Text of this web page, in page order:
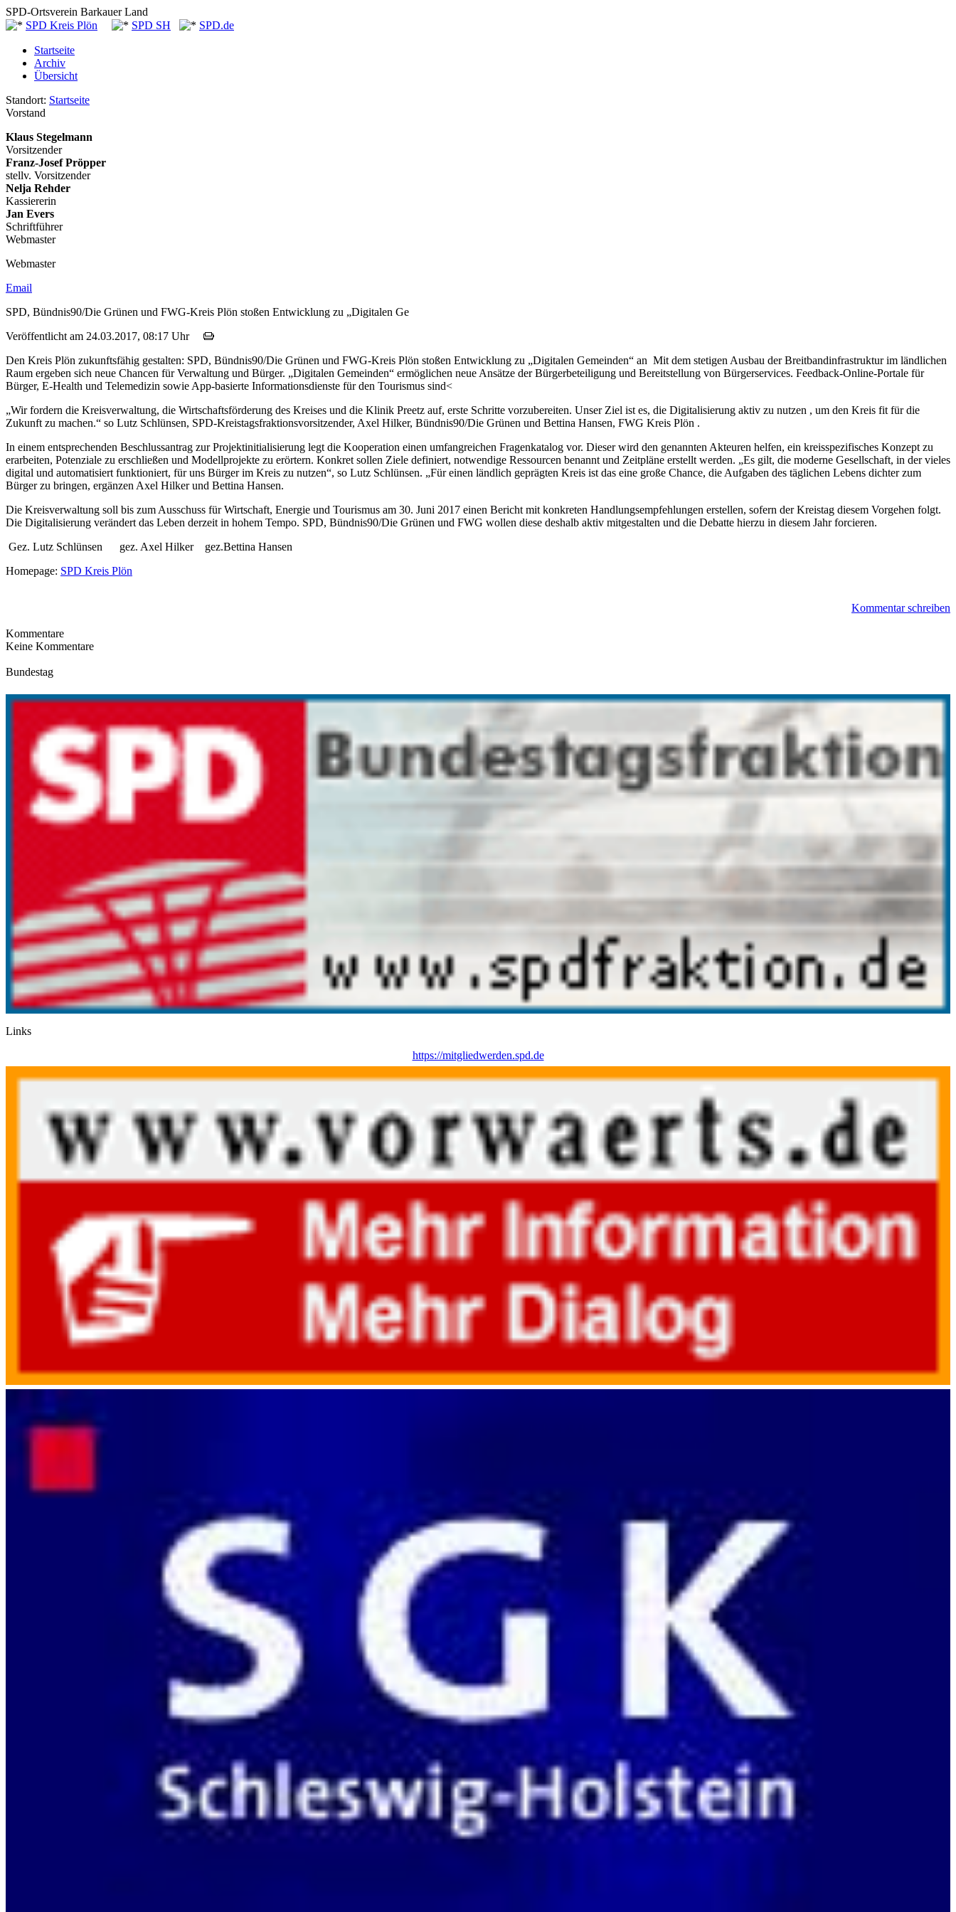
SPD-Ortsverein Barkauer Land
SPD Kreis Plön
SPD SH SPD.de
Startseite
Archiv
Übersicht
Standort: Startseite
Vorstand
Klaus Stegelmann
Vorsitzender
Franz-Josef Pröpper
stellv. Vorsitzender
Nelja Rehder
Kassiererin
Jan Evers
Schriftführer
Webmaster
Webmaster
Email
SPD, Bündnis90/Die Grünen und FWG-Kreis Plön stoßen Entwicklung zu „Digitalen Ge
Veröffentlicht am 24.03.2017, 08:17 Uhr
Den Kreis Plön zukunftsfähig gestalten: SPD, Bündnis90/Die Grünen und FWG-Kreis Plön stoßen Entwicklung zu „Digitalen Gemeinden“ an Mit dem stetigen Ausbau der Breitbandinfrastruktur im ländlichen
Raum ergeben sich neue Chancen für Verwaltung und Bürger. „Digitalen Gemeinden“ ermöglichen neue Ansätze der Bürgerbeteiligung und Bereitstellung von Bürgerservices. Feedback-Online-Portale für
Bürger, E-Health und Telemedizin sowie App-basierte Informationsdienste für den Tourismus sind<
„Wir fordern die Kreisverwaltung, die Wirtschaftsförderung des Kreises und die Klinik Preetz auf, erste Schritte vorzubereiten. Unser Ziel ist es, die Digitalisierung aktiv zu nutzen , um den Kreis fit für die
Zukunft zu machen.“ so Lutz Schlünsen, SPD-Kreistagsfraktionsvorsitzender, Axel Hilker, Bündnis90/Die Grünen und Bettina Hansen, FWG Kreis Plön .
In einem entsprechenden Beschlussantrag zur Projektinitialisierung legt die Kooperation einen umfangreichen Fragenkatalog vor. Dieser wird den genannten Akteuren helfen, ein kreisspezifisches Konzept zu
erarbeiten, Potenziale zu erschließen und Modellprojekte zu erörtern. Konkret sollen Ziele definiert, notwendige Ressourcen benannt und Zeitpläne erstellt werden. „Es gilt, die moderne Gesellschaft, in der vieles
digital und automatisiert funktioniert, für uns Bürger im Kreis zu nutzen“, so Lutz Schlünsen. „Für einen ländlich geprägten Kreis ist das eine große Chance, die Aufgaben des täglichen Lebens dichter zum
Bürger zu bringen, ergänzen Axel Hilker und Bettina Hansen.
Die Kreisverwaltung soll bis zum Ausschuss für Wirtschaft, Energie und Tourismus am 30. Juni 2017 einen Bericht mit konkreten Handlungsempfehlungen erstellen, sofern der Kreistag diesem Vorgehen folgt.
Die Digitalisierung verändert das Leben derzeit in hohem Tempo. SPD, Bündnis90/Die Grünen und FWG wollen diese deshalb aktiv mitgestalten und die Debatte hierzu in diesem Jahr forcieren.
Gez. Lutz Schlünsen gez. Axel Hilker gez.Bettina Hansen
Homepage: SPD Kreis Plön
Kommentar schreiben
Kommentare
Keine Kommentare
Bundestag
Links
https://mitgliedwerden.spd.de